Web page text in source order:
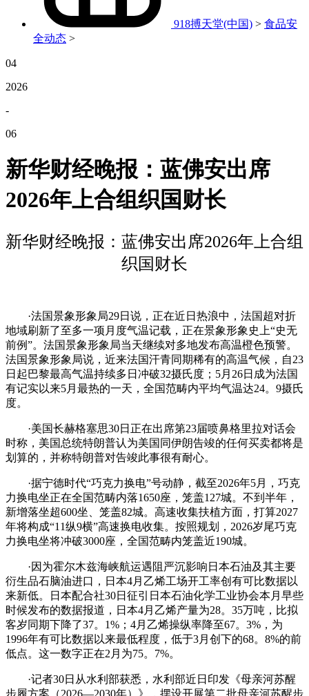
918搏天堂(中国) > 食品安
全动态 >
04
2026
-
06
新华财经晚报：蓝佛安出席
2026年上合组织国财长
新华财经晚报：蓝佛安出席2026年上合组
织国财长
·法国景象形象局29日说，正在近日热浪中，法国超对折
地域刷新了至多一项月度气温记载，正在景象形象史上“史无
前例”。法国景象形象局当天继续对多地发布高温橙色预警。
法国景象形象局说，近来法国汗青同期稀有的高温气候，自23
日起巴黎最高气温持续多日冲破32摄氏度；5月26日成为法国
有记实以来5月最热的一天，全国范畴内平均气温达24。9摄氏
度。
·美国长赫格塞思30日正在出席第23届喷鼻格里拉对话会
时称，美国总统特朗普认为美国同伊朗告竣的任何买卖都将是
划算的，并称特朗普对告竣此事很有耐心。
·据宁德时代“巧克力换电”号动静，截至2026年5月，巧克
力换电坐正在全国范畴内落1650座，笼盖127城。不到半年，
新增落坐超600坐、笼盖82城。高速收集扶植方面，打算2027
年将构成“11纵9横”高速换电收集。按照规划，2026岁尾巧克
力换电坐将冲破3000座，全国范畴内笼盖近190城。
·因为霍尔木兹海峡航运遇阻严沉影响日本石油及其主要
衍生品石脑油进口，日本4月乙烯工场开工率创有可比数据以
来新低。日本配合社30日征引日本石油化学工业协会本月早些
时候发布的数据报道，日本4月乙烯产量为28。35万吨，比拟
客岁同期下降了37。1%；4月乙烯操纵率降至67。3%，为
1996年有可比数据以来最低程度，低于3月创下的68。8%的前
低点。这一数字正在2月为75。7%。
·记者30日从水利部获悉，水利部近日印发《母亲河苏醒
步履方案（2026—2030年）》，摆设开展第二批母亲河苏醒步